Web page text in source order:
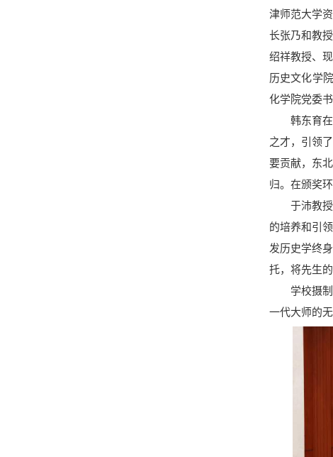
津师范大学
长张乃和教
绍祥教授、
历史文化学
化学院党委
韩东育在致
之才，引领
要贡献，东
归。在颁奖
于沛教授、
的培养和引
发历史学终
托，将先生
学校摄制
一代大师的